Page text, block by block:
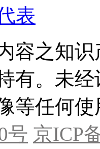
表
容之知
有。未
等任何使
号 京ICP